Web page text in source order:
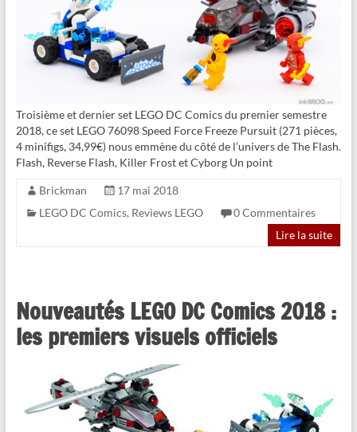
Troisième et dernier set LEGO DC Comics du premier semestre
2018, ce set LEGO 76098 Speed Force Freeze Pursuit (271 pièces,
4 minifigs, 34,99€) nous emmène du côté de l’univers de The Flash.
Flash, Reverse Flash, Killer Frost et Cyborg Un point
Brickman
17 mai 2018
LEGO DC Comics, Reviews LEGO
0 Commentaires
Lire la suite
Nouveautés LEGO DC Comics 2018 :
les premiers visuels officiels